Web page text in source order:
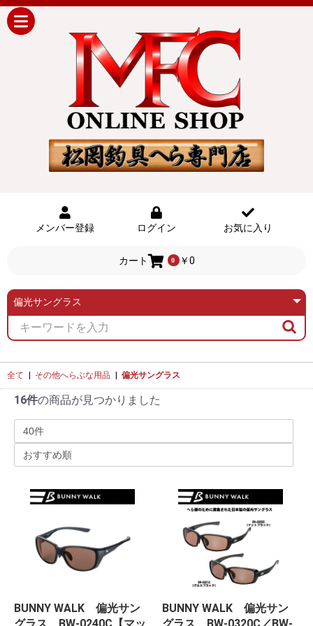
メンバー登録 ログイン お気に入り
カート 0 ￥0
全て その他へらぶな用品 偏光サングラス
16件の商品が見つかりました
BUNNY WALK 偏光サン
BUNNY WALK 偏光サン